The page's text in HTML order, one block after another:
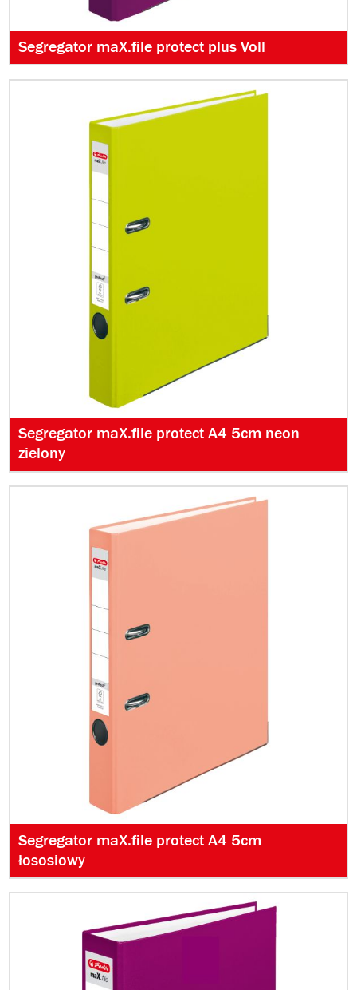
Segregator maX.file protect plus Voll
Segregator maX.file protect A4 5cm neon
zielony
Segregator maX.file protect A4 5cm
łososiowy